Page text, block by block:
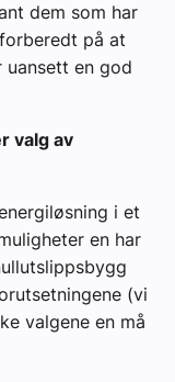
dem som har
på at
uansett en god
valg av
i et
en har
(vi
valgene en må